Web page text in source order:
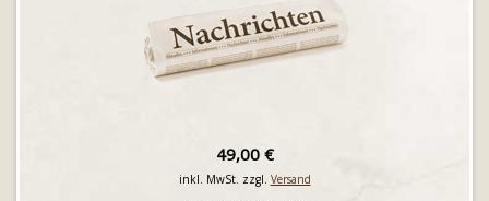
49,00 €
inkl. MwSt. zzgl. Versand